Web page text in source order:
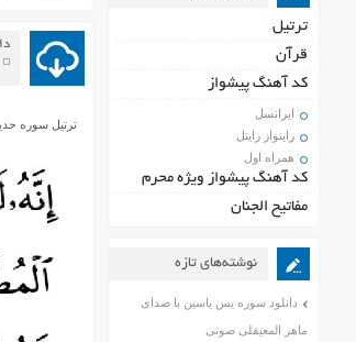
ترتیل سوره
ترتیل
قرآن
کد آهنگ پیشواز
ایرانسل
راینواز رایتل
همراه اول
کد آهنگ پیشواز ویژه محرم
مفاتیح الجنان
نوشته‌های تازه
دانلود سوره یس یاسین با صدای
ماهر المعیقلی صوتی